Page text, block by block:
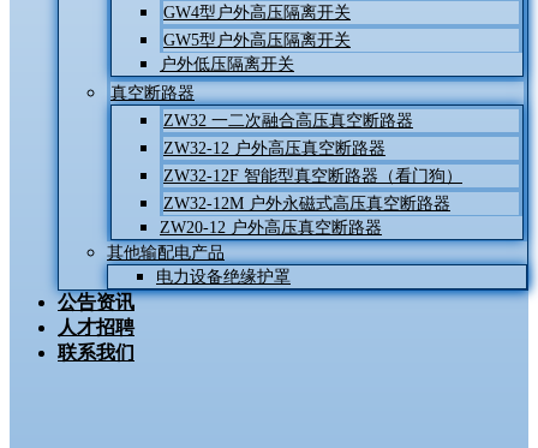
GW4型户外高压隔离开关
GW5型户外高压隔离开关
户外低压隔离开关
真空断路器
ZW32 一二次融合高压真空断路器
ZW32-12 户外高压真空断路器
ZW32-12F 智能型真空断路器（看门狗）
ZW32-12M 户外永磁式高压真空断路器
ZW20-12 户外高压真空断路器
其他输配电产品
电力设备绝缘护罩
公告资讯
人才招聘
联系我们